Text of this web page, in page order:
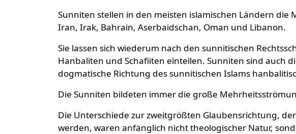
Sunniten stellen in den meisten islamischen Ländern
Iran, Irak, Bahrain, Aserbaidschan, Oman und Libanon.
Sie lassen sich wiederum nach den sunnitischen
Hanbaliten und Schafiiten einteilen. Sunniten sind auch
dogmatische Richtung des sunnitischen Islams
Die Sunniten bildeten immer die große
Die Unterschiede zur zweitgrößten Glaubensrichtung,
werden, waren anfänglich nicht theologischer Natur,